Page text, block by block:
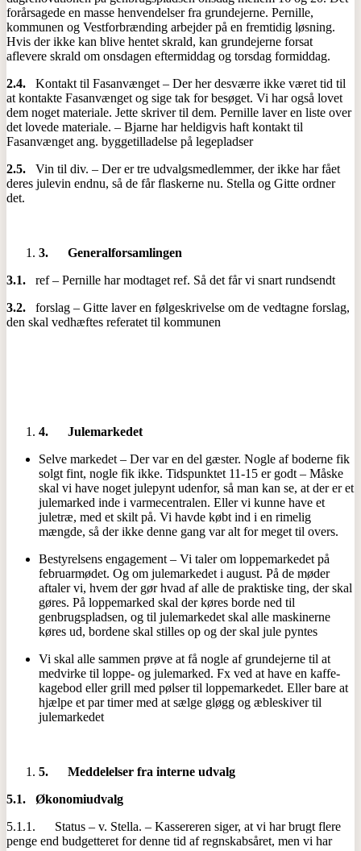
forårsagede en masse henvendelser fra grundejerne. Pernille,
kommunen og Vestforbrænding arbejder på en fremtidig løsning.
Hvis der ikke kan blive hentet skrald, kan grundejerne forsat
aflevere skrald om onsdagen eftermiddag og torsdag formiddag.
2.4. Kontakt til Fasanvænget – Der her desværre ikke været tid til
at kontakte Fasanvænget og sige tak for besøget. Vi har også lovet
dem noget materiale. Jette skriver til dem. Pernille laver en liste over
det lovede materiale. – Bjarne har heldigvis haft kontakt til
Fasanvænget ang. byggetilladelse på legepladser
2.5. Vin til div. – Der er tre udvalgsmedlemmer, der ikke har fået
deres julevin endnu, så de får flaskerne nu. Stella og Gitte ordner
det.
3. Generalforsamlingen
3.1. ref – Pernille har modtaget ref. Så det får vi snart rundsendt
3.2. forslag – Gitte laver en følgeskrivelse om de vedtagne forslag,
den skal vedhæftes referatet til kommunen
4. Julemarkedet
Selve markedet – Der var en del gæster. Nogle af boderne fik
solgt fint, nogle fik ikke. Tidspunktet 11-15 er godt – Måske
skal vi have noget julepynt udenfor, så man kan se, at der er et
julemarked inde i varmecentralen. Eller vi kunne have et
juletræ, med et skilt på. Vi havde købt ind i en rimelig
mængde, så der ikke denne gang var alt for meget til overs.
Bestyrelsens engagement – Vi taler om loppemarkedet på
februarmødet. Og om julemarkedet i august. På de møder
aftaler vi, hvem der gør hvad af alle de praktiske ting, der skal
gøres. På loppemarked skal der køres borde ned til
genbrugspladsen, og til julemarkedet skal alle maskinerne
køres ud, bordene skal stilles op og der skal jule pyntes
Vi skal alle sammen prøve at få nogle af grundejerne til at
medvirke til loppe- og julemarked. Fx ved at have en kaffe-
kagebod eller grill med pølser til loppemarkedet. Eller bare at
hjælpe et par timer med at sælge gløgg og æbleskiver til
julemarkedet
5. Meddelelser fra interne udvalg
5.1. Økonomiudvalg
5.1.1. Status – v. Stella. – Kassereren siger, at vi har brugt flere
penge end budgetteret for denne tid af regnskabsåret, men vi har